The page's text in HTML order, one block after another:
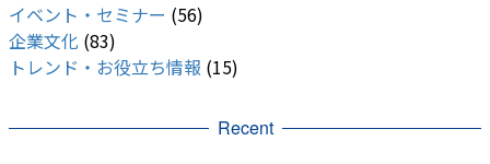
イベント・セミナー (56)
企業文化 (83)
トレンド・お役立ち情報 (15)
Recent